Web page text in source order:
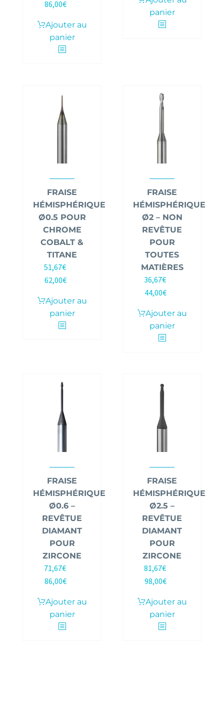
86,00€
Ajouter au
panier
panier
FRAISE
HÉMISPHÉRIQUE
Ø0.5 POUR
CHROME
COBALT &
TITANE
51,67€
62,00€
Ajouter au
panier
FRAISE
HÉMISPHÉRIQUE
Ø2 – NON
REVÊTUE
POUR
TOUTES
MATIÈRES
36,67€
44,00€
Ajouter au
panier
FRAISE
HÉMISPHÉRIQUE
Ø0.6 –
REVÊTUE
DIAMANT
POUR
ZIRCONE
71,67€
86,00€
Ajouter au
panier
FRAISE
HÉMISPHÉRIQUE
Ø2.5 –
REVÊTUE
DIAMANT
POUR
ZIRCONE
81,67€
98,00€
Ajouter au
panier